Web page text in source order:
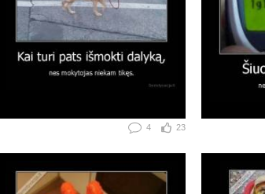
4 23